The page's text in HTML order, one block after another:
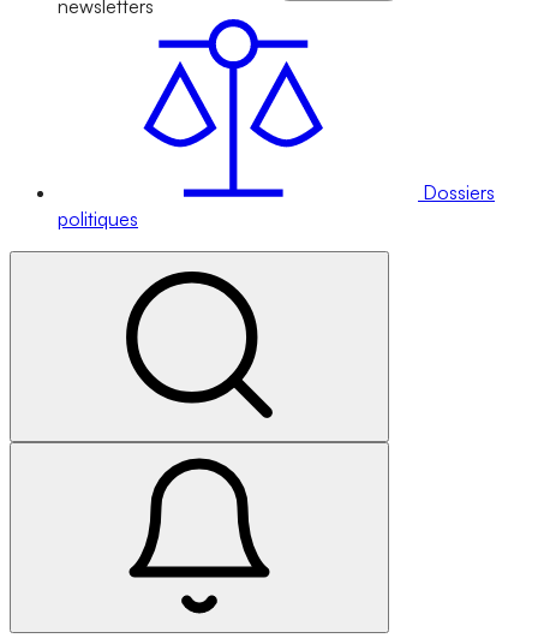
newsletters
Dossiers
politiques